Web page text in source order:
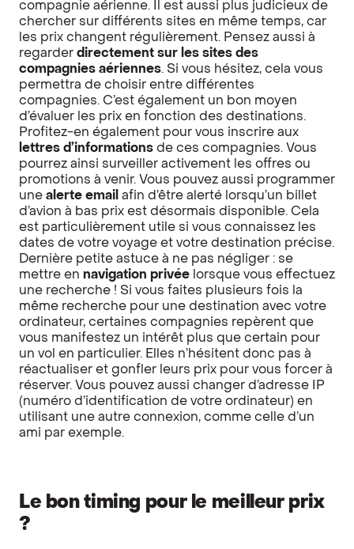
compagnie aérienne. Il est aussi plus judicieux de
chercher sur différents sites en même temps, car
les prix changent régulièrement. Pensez aussi à
regarder directement sur les sites des
compagnies aériennes. Si vous hésitez, cela vous
permettra de choisir entre différentes
compagnies. C’est également un bon moyen
d’évaluer les prix en fonction des destinations.
Profitez-en également pour vous inscrire aux
lettres d’informations de ces compagnies. Vous
pourrez ainsi surveiller activement les offres ou
promotions à venir. Vous pouvez aussi programmer
une alerte email afin d’être alerté lorsqu’un billet
d’avion à bas prix est désormais disponible. Cela
est particulièrement utile si vous connaissez les
dates de votre voyage et votre destination précise.
Dernière petite astuce à ne pas négliger : se
mettre en navigation privée lorsque vous effectuez
une recherche ! Si vous faites plusieurs fois la
même recherche pour une destination avec votre
ordinateur, certaines compagnies repèrent que
vous manifestez un intérêt plus que certain pour
un vol en particulier. Elles n’hésitent donc pas à
réactualiser et gonfler leurs prix pour vous forcer à
réserver. Vous pouvez aussi changer d’adresse IP
(numéro d’identification de votre ordinateur) en
utilisant une autre connexion, comme celle d’un
ami par exemple.
Le bon timing pour le meilleur prix
?